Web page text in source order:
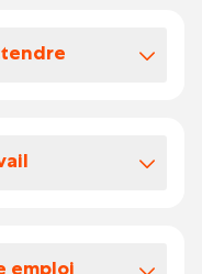
rejoindre
emploi